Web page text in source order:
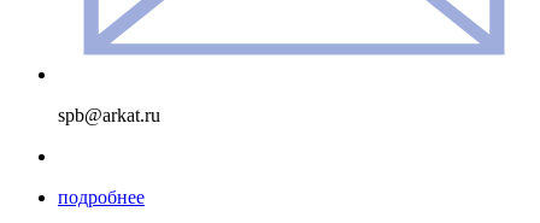
spb@arkat.ru
подробнее